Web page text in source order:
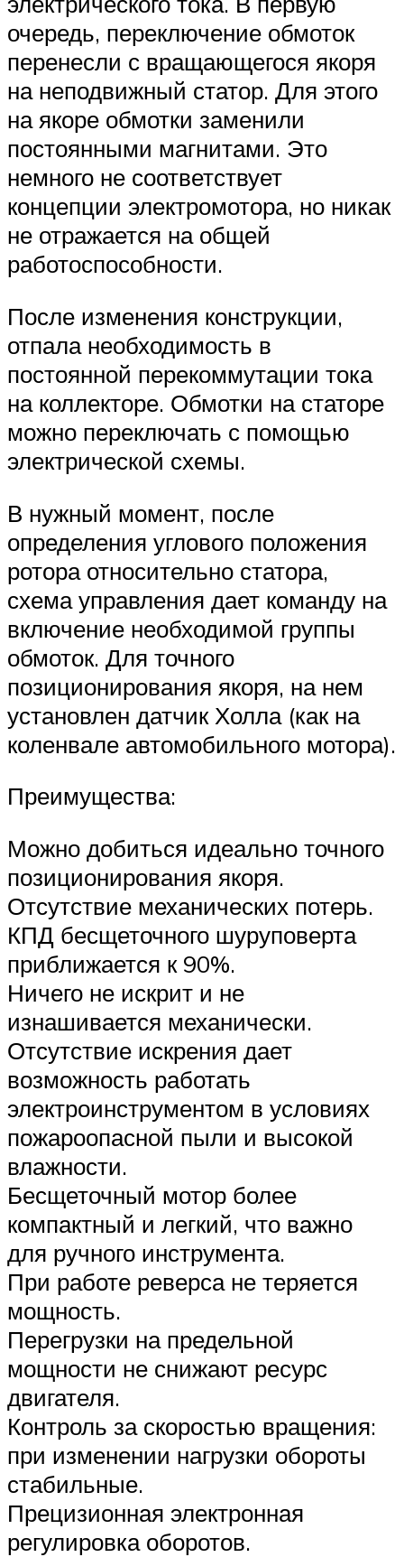
очередь, переключение обмоток
перенесли с вращающегося якоря
на неподвижный статор. Для этого
на якоре обмотки заменили
постоянными магнитами. Это
немного не соответствует
концепции электромотора, но никак
не отражается на общей
работоспособности.
После изменения конструкции,
отпала необходимость в
постоянной перекоммутации тока
на коллекторе. Обмотки на статоре
можно переключать с помощью
электрической схемы.
В нужный момент, после
определения углового положения
ротора относительно статора,
схема управления дает команду на
включение необходимой группы
обмоток. Для точного
позиционирования якоря, на нем
установлен датчик Холла (как на
коленвале автомобильного мотора).
Преимущества:
Можно добиться идеально точного
позиционирования якоря.
Отсутствие механических потерь.
КПД бесщеточного шуруповерта
приближается к 90%.
Ничего не искрит и не
изнашивается механически.
Отсутствие искрения дает
возможность работать
электроинструментом в условиях
пожароопасной пыли и высокой
влажности.
Бесщеточный мотор более
компактный и легкий, что важно
для ручного инструмента.
При работе реверса не теряется
мощность.
Перегрузки на предельной
мощности не снижают ресурс
двигателя.
Контроль за скоростью вращения:
при изменении нагрузки обороты
стабильные.
Прецизионная электронная
регулировка оборотов.